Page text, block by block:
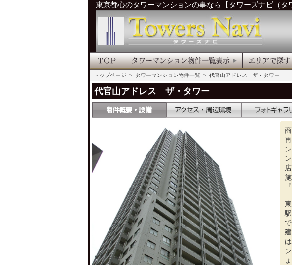
東京都心のタワーマンションの事なら【タワーズナビ（
トップページ > タワーマンション物件一覧 > 代官山アドレス ザ・タワー
代官山アドレス ザ・タワー
で